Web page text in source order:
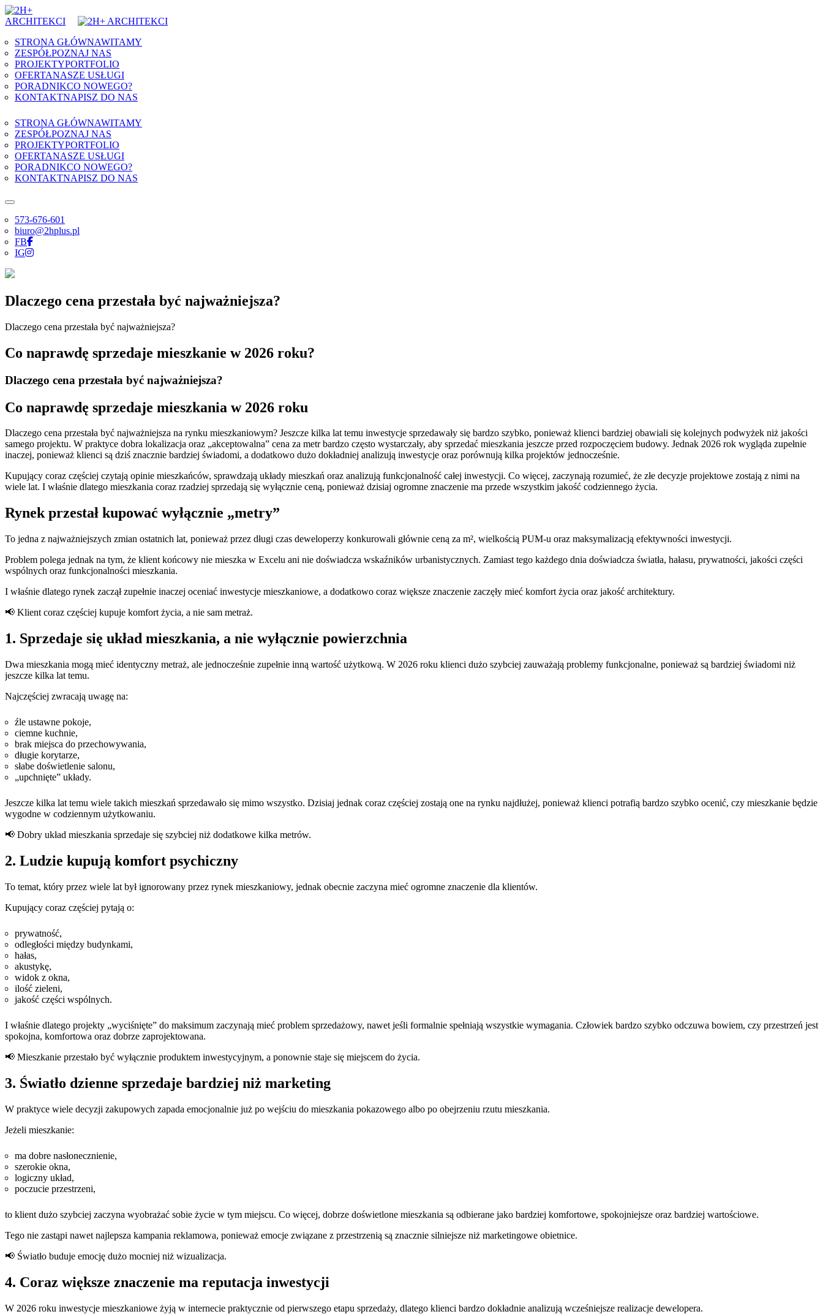
Skip to content
STRONA GŁÓWNAWITAMY
ZESPÓŁPOZNAJ NAS
PROJEKTYPORTFOLIO
OFERTANASZE USŁUGI
PORADNIKCO NOWEGO?
KONTAKTNAPISZ DO NAS
STRONA GŁÓWNAWITAMY
ZESPÓŁPOZNAJ NAS
PROJEKTYPORTFOLIO
OFERTANASZE USŁUGI
PORADNIKCO NOWEGO?
KONTAKTNAPISZ DO NAS
573-676-601
biuro@2hplus.pl
FB
IG
Dlaczego cena przestała być najważniejsza?
Dlaczego cena przestała być najważniejsza?
Co naprawdę sprzedaje mieszkanie w 2026 roku?
Dlaczego cena przestała być najważniejsza?
Co naprawdę sprzedaje mieszkania w 2026 roku
Dlaczego cena przestała być najważniejsza na rynku mieszkaniowym? Jeszcze kilka lat temu inwestycje sprzedawały się bardzo szybko, ponieważ klienci bardziej obawiali się kolejnych podwyżek niż jakości
samego projektu. W praktyce dobra lokalizacja oraz „akceptowalna” cena za metr bardzo często wystarczały, aby sprzedać mieszkania jeszcze przed rozpoczęciem budowy. Jednak 2026 rok wygląda zupełnie
inaczej, ponieważ klienci są dziś znacznie bardziej świadomi, a dodatkowo dużo dokładniej analizują inwestycje oraz porównują kilka projektów jednocześnie.
Kupujący coraz częściej czytają opinie mieszkańców, sprawdzają układy mieszkań oraz analizują funkcjonalność całej inwestycji. Co więcej, zaczynają rozumieć, że złe decyzje projektowe zostają z nimi na
wiele lat. I właśnie dlatego mieszkania coraz rzadziej sprzedają się wyłącznie ceną, ponieważ dzisiaj ogromne znaczenie ma przede wszystkim jakość codziennego życia.
Rynek przestał kupować wyłącznie „metry”
To jedna z najważniejszych zmian ostatnich lat, ponieważ przez długi czas deweloperzy konkurowali głównie ceną za m², wielkością PUM-u oraz maksymalizacją efektywności inwestycji.
Problem polega jednak na tym, że klient końcowy nie mieszka w Excelu ani nie doświadcza wskaźników urbanistycznych. Zamiast tego każdego dnia doświadcza światła, hałasu, prywatności, jakości części
wspólnych oraz funkcjonalności mieszkania.
I właśnie dlatego rynek zaczął zupełnie inaczej oceniać inwestycje mieszkaniowe, a dodatkowo coraz większe znaczenie zaczęły mieć komfort życia oraz jakość architektury.
📢 Klient coraz częściej kupuje komfort życia, a nie sam metraż.
1. Sprzedaje się układ mieszkania, a nie wyłącznie powierzchnia
Dwa mieszkania mogą mieć identyczny metraż, ale jednocześnie zupełnie inną wartość użytkową. W 2026 roku klienci dużo szybciej zauważają problemy funkcjonalne, ponieważ są bardziej świadomi niż
jeszcze kilka lat temu.
Najczęściej zwracają uwagę na:
źle ustawne pokoje,
ciemne kuchnie,
brak miejsca do przechowywania,
długie korytarze,
słabe doświetlenie salonu,
„upchnięte” układy.
Jeszcze kilka lat temu wiele takich mieszkań sprzedawało się mimo wszystko. Dzisiaj jednak coraz częściej zostają one na rynku najdłużej, ponieważ klienci potrafią bardzo szybko ocenić, czy mieszkanie będzie
wygodne w codziennym użytkowaniu.
📢 Dobry układ mieszkania sprzedaje się szybciej niż dodatkowe kilka metrów.
2. Ludzie kupują komfort psychiczny
To temat, który przez wiele lat był ignorowany przez rynek mieszkaniowy, jednak obecnie zaczyna mieć ogromne znaczenie dla klientów.
Kupujący coraz częściej pytają o:
prywatność,
odległości między budynkami,
hałas,
akustykę,
widok z okna,
ilość zieleni,
jakość części wspólnych.
I właśnie dlatego projekty „wyciśnięte” do maksimum zaczynają mieć problem sprzedażowy, nawet jeśli formalnie spełniają wszystkie wymagania. Człowiek bardzo szybko odczuwa bowiem, czy przestrzeń jest
spokojna, komfortowa oraz dobrze zaprojektowana.
📢 Mieszkanie przestało być wyłącznie produktem inwestycyjnym, a ponownie staje się miejscem do życia.
3. Światło dzienne sprzedaje bardziej niż marketing
W praktyce wiele decyzji zakupowych zapada emocjonalnie już po wejściu do mieszkania pokazowego albo po obejrzeniu rzutu mieszkania.
Jeżeli mieszkanie:
ma dobre nasłonecznienie,
szerokie okna,
logiczny układ,
poczucie przestrzeni,
to klient dużo szybciej zaczyna wyobrażać sobie życie w tym miejscu. Co więcej, dobrze doświetlone mieszkania są odbierane jako bardziej komfortowe, spokojniejsze oraz bardziej wartościowe.
Tego nie zastąpi nawet najlepsza kampania reklamowa, ponieważ emocje związane z przestrzenią są znacznie silniejsze niż marketingowe obietnice.
📢 Światło buduje emocję dużo mocniej niż wizualizacja.
4. Coraz większe znaczenie ma reputacja inwestycji
W 2026 roku inwestycje mieszkaniowe żyją w internecie praktycznie od pierwszego etapu sprzedaży, dlatego klienci bardzo dokładnie analizują wcześniejsze realizacje dewelopera.